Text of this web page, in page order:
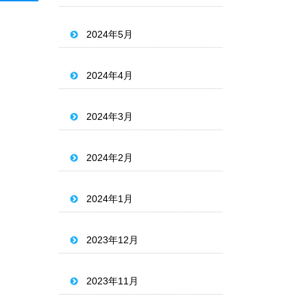
2024年5月
2024年4月
2024年3月
2024年2月
2024年1月
2023年12月
2023年11月